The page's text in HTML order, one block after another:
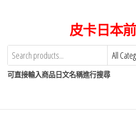
content
皮卡日本
可直接輸入商品日文名稱進行搜尋